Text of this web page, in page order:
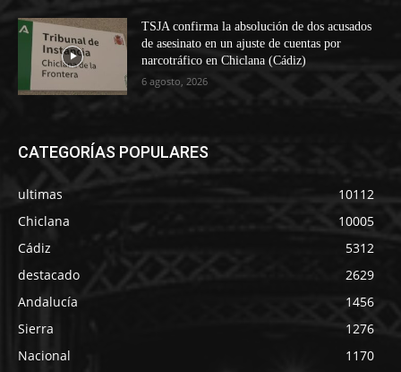
TSJA confirma la absolución de dos acusados
de asesinato en un ajuste de cuentas por
narcotráfico en Chiclana (Cádiz)
6 agosto, 2026
CATEGORÍAS POPULARES
ultimas
10112
Chiclana
10005
Cádiz
5312
destacado
2629
Andalucía
1456
Sierra
1276
Nacional
1170